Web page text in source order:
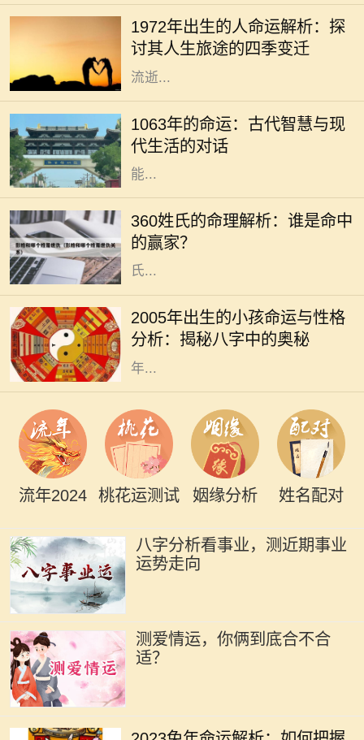
1972年出生的人命运解析：探
讨其人生旅途的四季变迁
1972年的出生者更是承载着特定时代
的印记。在这一年的春天，空气中充
满着希望与新生，然而，随着时间的
流逝...
1063年的命运：古代智慧与现
代生活的对话
在历史长河中，每一个年份都承载着
独特的文化和命运，而1063年则是一
个充满神秘和启示的年份。对于现代
人来说，解读这一年所蕴含的智慧，
能...
360姓氏的命理解析：谁是命中
的赢家？
在浩瀚的中华文化中，姓氏不仅仅是
一个符号，更承载着一家人的历史与
文化。360个姓氏各有其独特的命理
特征，今天我们就来探讨一下这些姓
氏...
2005年出生的小孩命运与性格
分析：揭秘八字中的奥秘
2005年，戊戌年，是中国农历中的一
个特殊年份。这一年出生的小孩子，
将在未来的生活中展现出独特的个性
和命运。从命理学的角度来看，2005
年...
流年2024 桃花运测试 姻缘分析 姓名配对
八字分析看事业，测近期事业
运势走向
测爱情运，你俩到底合不合
适？
智与灵巧。在中国传统文化中，兔子